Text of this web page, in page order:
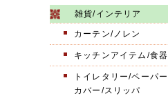
雑貨/インテリア
カーテン/ノレン
キッチンアイテム/食器
トイレタリー/ペーパー
カバー/スリッパ